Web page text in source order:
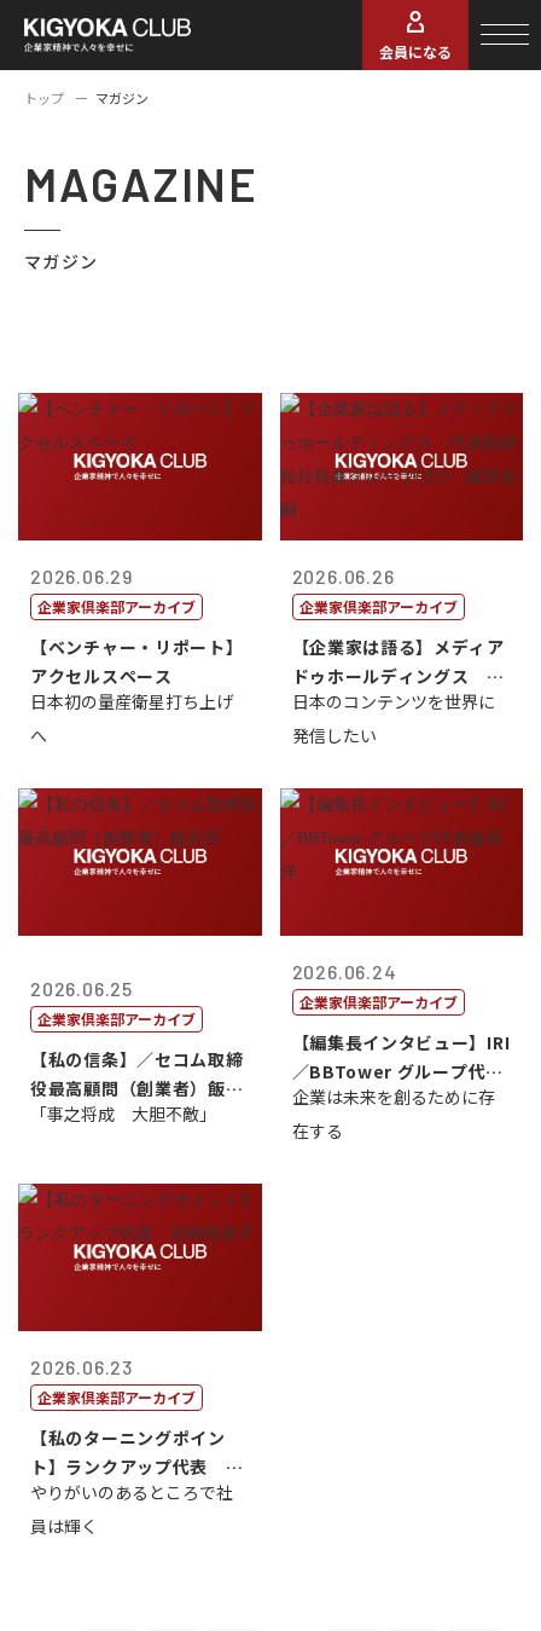
会員になる
トップ マガジン
MAGAZINE
マガジン
2026.06.29
企業家倶楽部アーカイブ
【ベンチャー・リポート】
アクセルスペース
日本初の量産衛星打ち上げ
へ
2026.06.26
企業家倶楽部アーカイブ
【企業家は語る】メディア
ドゥホールディングス 代
表取締役社長...
日本のコンテンツを世界に
発信したい
2026.06.25
企業家倶楽部アーカイブ
【私の信条】／セコム取締
役最高顧問（創業者）飯田
亮
「事之将成 大胆不敵」
2026.06.24
企業家倶楽部アーカイブ
【編集長インタビュー】IRI
／BBTower グループ代表
藤...
企業は未来を創るために存
在する
2026.06.23
企業家倶楽部アーカイブ
【私のターニングポイン
ト】ランクアップ代表 岩
崎裕美子
やりがいのあるところで社
員は輝く